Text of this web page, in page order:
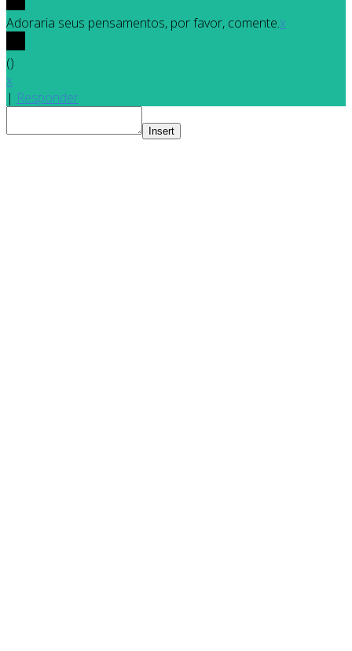
Adoraria seus pensamentos, por favor, comente.x
()
x
| Responder
Insert